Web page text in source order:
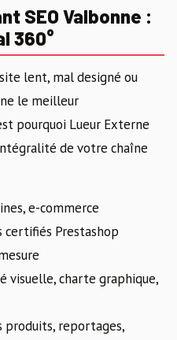
SEO Valbonne :
360°
lent, mal designé ou
le meilleur
pourquoi Lueur Externe
de votre chaîne
e-commerce
certifiés Prestashop
visuelle, charte graphique,
produits, reportages,